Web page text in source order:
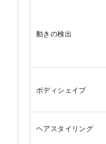
動きの検出
ボディシェイプ
ヘアスタイリング